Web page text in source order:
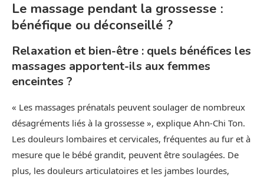
Le massage pendant la grossesse :
bénéfique ou déconseillé ?
Relaxation et bien-être : quels bénéfices les
massages apportent-ils aux femmes
enceintes ?
« Les massages prénatals peuvent soulager de nombreux
désagréments liés à la grossesse », explique Ahn-Chi Ton.
Les douleurs lombaires et cervicales, fréquentes au fur et à
mesure que le bébé grandit, peuvent être soulagées. De
plus, les douleurs articulatoires et les jambes lourdes,